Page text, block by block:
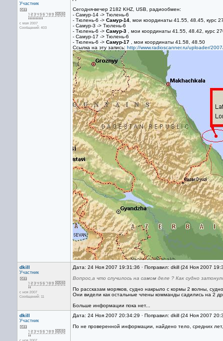
Участник
с мая 2007
Сообщений: 403
Сегодня-вечер 2182 KHZ, USB, радиообмен:
- Самур-14 -> Тюлень-6
- Тюлень-6 -> Самур-14 , мои координаты 41.55, 48.45, курс
- Самур-3 -> Тюлень-6
- Тюлень-6 -> Самур-3 , мои координаты 41.55, 48.42, курс
- Самур-17 -> Тюлень-6
- Тюлень-6 -> Самур-17 , мои координаты 41.58, 48.50
Ссылка на эту запись: http://www.radioscanner.ru/uploader/
dkill
Участник
с ноя 2007
Сообщений: 11
Дата: 24 Ноя 2007 19:31:36 · Поправил: dkill (24 Ноя 2007
Вопрос,а что случилось на самом деле ? Как судно
По рассказам моряков, судно накрыло с кормы 2 волны,
Они видели как остальные члены комманды садились на 2
Больше информации пока нет...
dkill
Участник
Дата: 24 Ноя 2007 20:34:29 · Поправил: dkill (24 Ноя 2007
По не проверенной информации, найдено тело, средних